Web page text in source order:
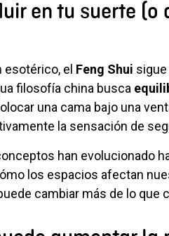
en tu suerte (o
el Feng Shui
filosofía china busca
una cama bajo una
la sensación de
han evolucionado
los espacios afectan
cambiar más de lo que